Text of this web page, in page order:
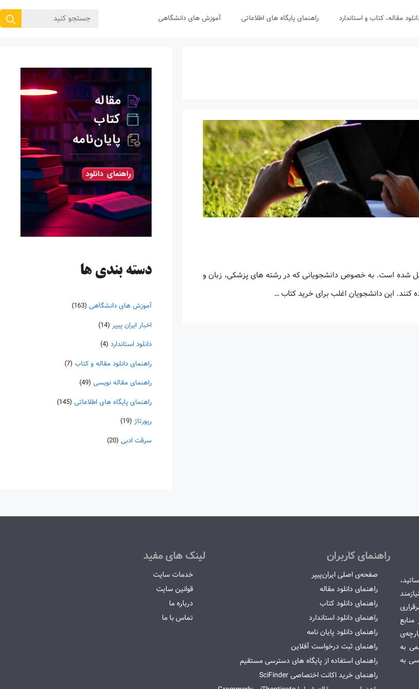
مقاله، کتاب و استاندارد راهنمای پایگاه های اطلاعاتی آموزش های دانشگاهی
جستجوی
شده است. به خصوص دانشجویانی که در رشته های پزشکی، زبان و
کنند. این دانشجویان اغلب برای خرید کتاب …
دسته‌ بندی ها
آموزش های دانشگاهی (163)
اخبار ایران پیپر (14)
دانلود استاندارد (4)
راهنمای دانلود مقاله و کتاب (7)
راهنمای مقاله نویسی (49)
راهنمای پایگاه های اطلاعاتی (145)
رپورتاژ (19)
سرقت ادبی (20)
به
به
راهنمای کاربران
صفحه‌ی اصلی ایران‌پیپر
راهنمای دانلود مقاله
راهنمای دانلود کتاب
راهنمای دانلود استاندارد
راهنمای دانلود پایان نامه
راهنمای ثبت درخواست آفلاین
راهنمای استفاده از پایگاه های دسترسی مستقیم
راهنمای خرید اکانت اختصاصی SciFinder
لینک های مفید
خدمات سایت
قوانین سایت
درباره ما
تماس با ما